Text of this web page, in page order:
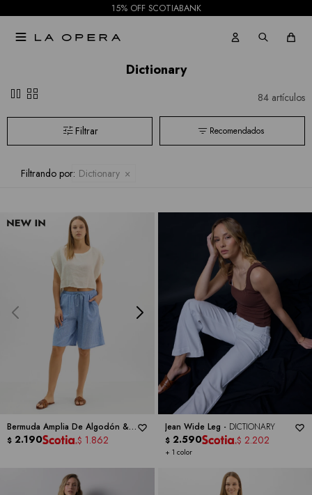
15% OFF SCOTIABANK

Dictionary
pause grid_view 84 artículos
Recomendados
Filtrando por: Dictionary
Bermuda Amplia De Algodón &
Lino -DICTIONARY
$ 2.190 $ 1.862
Jean Wide Leg - DICTIONARY
+ 1 color
$ 2.590 $ 2.202